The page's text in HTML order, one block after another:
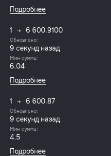
Подробнее
1 6 600.9100
Обновлено:
10 секунд назад
Мин сумма:
6.04
Подробнее
1 6 600.87
Обновлено:
10 секунд назад
Мин сумма:
4.5
Подробнее